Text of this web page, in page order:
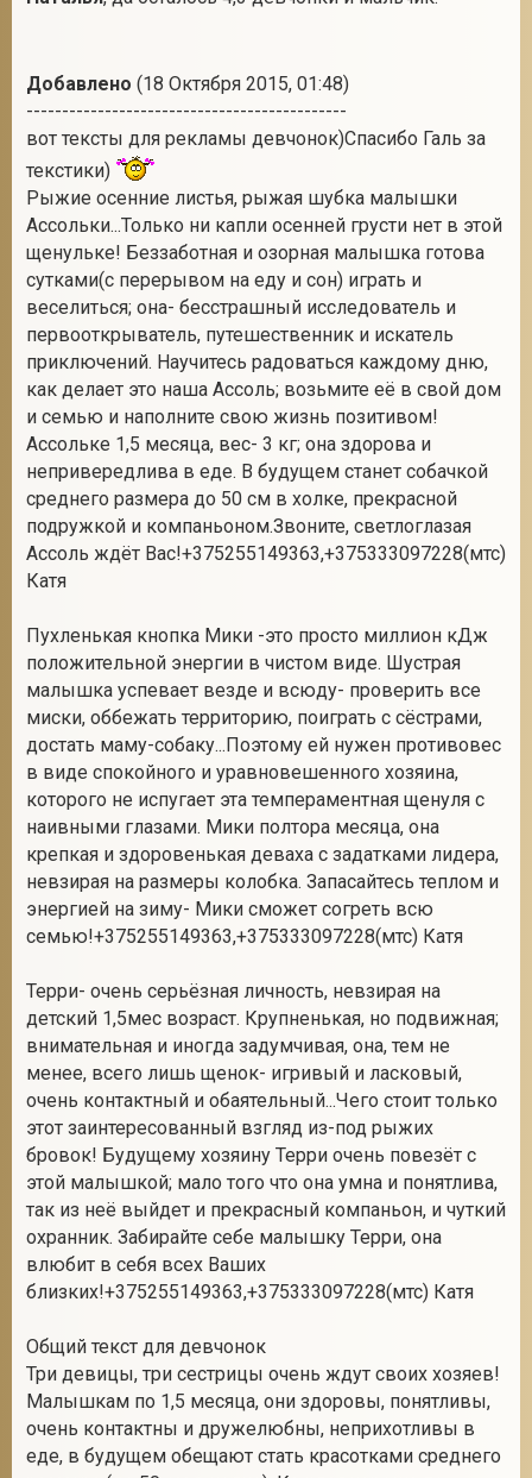
Добавлено (18 Октября 2015, 01:48)
---------------------------------------------
вот тексты для рекламы девчонок)Спасибо Галь за
текстики)
Рыжие осенние листья, рыжая шубка малышки
Ассольки...Только ни капли осенней грусти нет в этой
щенульке! Беззаботная и озорная малышка готова
сутками(с перерывом на еду и сон) играть и
веселиться; она- бесстрашный исследователь и
первооткрыватель, путешественник и искатель
приключений. Научитесь радоваться каждому дню,
как делает это наша Ассоль; возьмите её в свой дом
и семью и наполните свою жизнь позитивом!
Ассольке 1,5 месяца, вес- 3 кг; она здорова и
непривередлива в еде. В будущем станет собачкой
среднего размера до 50 см в холке, прекрасной
подружкой и компаньоном.Звоните, светлоглазая
Ассоль ждёт Вас!+375255149363,+375333097228(мтс)
Катя
Пухленькая кнопка Мики -это просто миллион кДж
положительной энергии в чистом виде. Шустрая
малышка успевает везде и всюду- проверить все
миски, оббежать территорию, поиграть с сёстрами,
достать маму-собаку...Поэтому ей нужен противовес
в виде спокойного и уравновешенного хозяина,
которого не испугает эта темпераментная щенуля с
наивными глазами. Мики полтора месяца, она
крепкая и здоровенькая деваха с задатками лидера,
невзирая на размеры колобка. Запасайтесь теплом и
энергией на зиму- Мики сможет согреть всю
семью!+375255149363,+375333097228(мтс) Катя
Терри- очень серьёзная личность, невзирая на
детский 1,5мес возраст. Крупненькая, но подвижная;
внимательная и иногда задумчивая, она, тем не
менее, всего лишь щенок- игривый и ласковый,
очень контактный и обаятельный...Чего стоит только
этот заинтересованный взгляд из-под рыжих
бровок! Будущему хозяину Терри очень повезёт с
этой малышкой; мало того что она умна и понятлива,
так из неё выйдет и прекрасный компаньон, и чуткий
охранник. Забирайте себе малышку Терри, она
влюбит в себя всех Ваших
близких!+375255149363,+375333097228(мтс) Катя
Общий текст для девчонок
Три девицы, три сестрицы очень ждут своих хозяев!
Малышкам по 1,5 месяца, они здоровы, понятливы,
очень контактны и дружелюбны, неприхотливы в
еде, в будущем обещают стать красотками среднего